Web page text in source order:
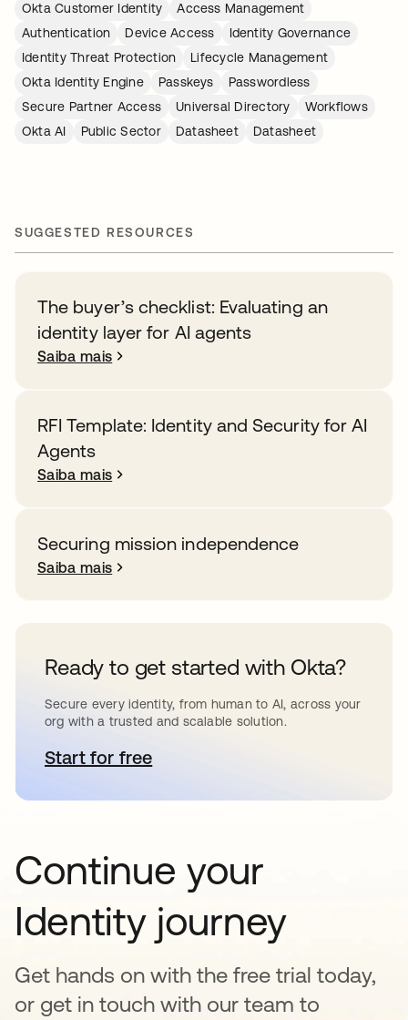
Okta Customer Identity
Access Management
Authentication
Device Access
Identity Governance
Identity Threat Protection
Lifecycle Management
Okta Identity Engine
Passkeys
Passwordless
Secure Partner Access
Universal Directory
Workflows
Okta AI
Public Sector Datasheet Datasheet
SUGGESTED RESOURCES
The buyer’s checklist: Evaluating an
identity layer for AI agents
Saiba mais
RFI Template: Identity and Security for AI
Agents
Saiba mais
Securing mission independence
Saiba mais
Ready to get started with Okta?
Secure every identity, from human to AI, across your
org with a trusted and scalable solution.
Start for freeabre em uma nova guia
Continue your
Identity journey
Get hands on with the free trial today,
or get in touch with our team to